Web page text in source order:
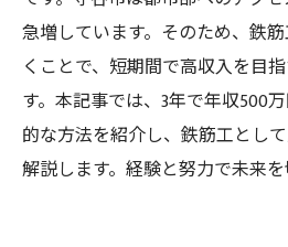
急増しています。そのため、鉄
くことで、短期間で高収入を目
す。本記事では、3年で年収500
的な方法を紹介し、鉄筋工とし
解説します。経験と努力で未来を